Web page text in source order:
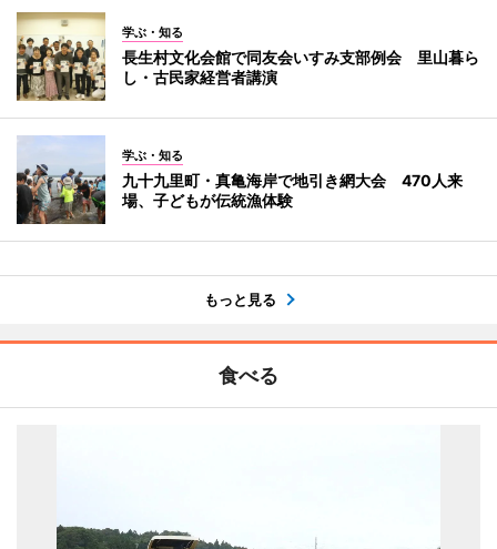
学ぶ・知る
長生村文化会館で同友会いすみ支部例会 里山暮ら
し・古民家経営者講演
学ぶ・知る
九十九里町・真亀海岸で地引き網大会 470人来
場、子どもが伝統漁体験
もっと見る
食べる